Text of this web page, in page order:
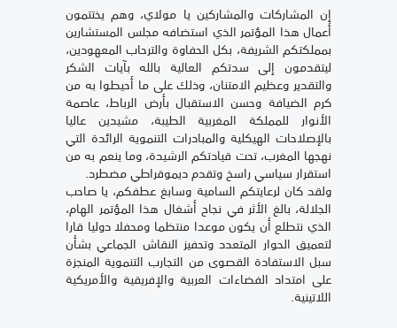
إن المشاركات والمشاركين يا مولاي، وهم يختتمون
أعمال هذا المؤتمر الذي استضافه مجلس المستشارين
بمملكتكم الشريفة، بكل الحفاوة والترحاب المعهودين،
ليتقدمون إلى سدتكم العالية بالله بآيات الشكر
والتقدير وعظيم الامتنان، وذلك على ما أحيطوا به من
كرم الضيافة وحسن الاستقبال بأرض الرباط، عاصمة
الأنوار للمملكة المغربية الطيبة، مشيدين عاليا
بالإصلاحات الهيكلية والمبادرات التنموية الرائدة التي
نهجها المغرب، تحت قيادتكم الرشيدة، وما ينعم به من
استقرار سياسي راسخ وتقدم ديموقراطي مضطرد.
ولقد كان لرعايتكم السامية وسابغ عطفكم، يا صاحب
الجلالة، بالغ الأثر في نجاح أشغال هذا المؤتمر الهام،
الذي نتطلع أن يكون موعدا منتظما ومحفلا دوليا قارا
لتعميق الحوار المتعدد وتحفيز النقاش الجماعي بشأن
سبل الاستفادة القصوى من التجارب التنموية المنجزة
على امتداد الفضاءات العربية والإفريقية والأمريكية
اللاتينية.